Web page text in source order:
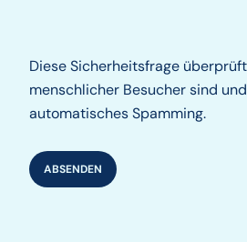
Diese Sicherheitsfrage
menschlicher Besucher sind
automatisches Spamming.